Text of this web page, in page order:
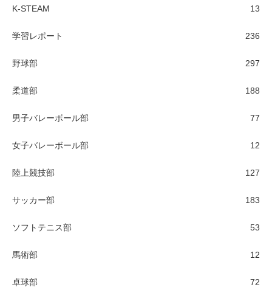
K-STEAM 13
学習レポート 236
野球部 297
柔道部 188
男子バレーボール部 77
女子バレーボール部 12
陸上競技部 127
サッカー部 183
ソフトテニス部 53
馬術部 12
卓球部 72